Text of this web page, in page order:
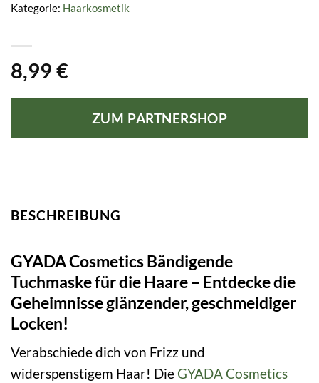
8,99 €
ZUM PARTNERSHOP
Kategorie: Haarkosmetik
BESCHREIBUNG
GYADA Cosmetics Bändigende
Tuchmaske für die Haare – Entdecke die
Geheimnisse glänzender, geschmeidiger
Locken!
Verabschiede dich von Frizz und
widerspenstigem Haar! Die GYADA Cosmetics